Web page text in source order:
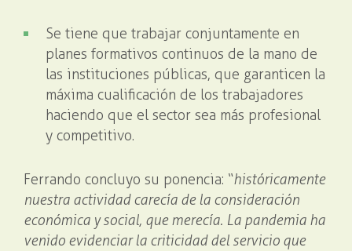
Se tiene que trabajar conjuntamente en
planes formativos continuos de la mano de
las instituciones públicas, que garanticen la
máxima cualificación de los trabajadores
haciendo que el sector sea más profesional
y competitivo.
Ferrando concluyo su ponencia: “históricamente
nuestra actividad carecía de la consideración
económica y social, que merecía. La pandemia ha
venido evidenciar la criticidad del servicio que